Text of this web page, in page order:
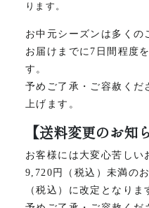
ります。
お中元シーズンは多くの
お届けまでに7日間程度
す。
予めご了承・ご容赦くだ
上げます。
【送料変更のお知
お客様には大変心苦しい
9,720円（税込）未満の
（税込）に改定となりま